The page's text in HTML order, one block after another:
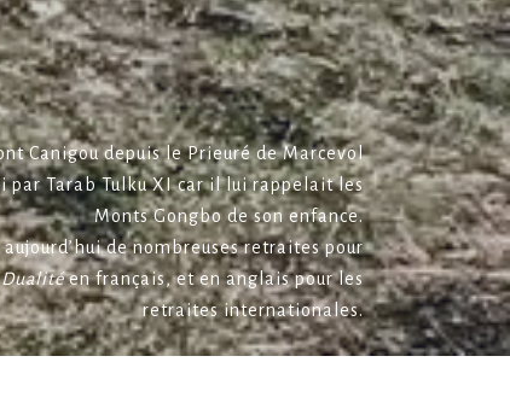
Canigou depuis le Prieuré de Marcevol
par Tarab Tulku XI car il lui rappelait les
Monts Gongbo de son enfance.
de nombreuses retraites pour
en français, et en anglais pour les
retraites internationales.